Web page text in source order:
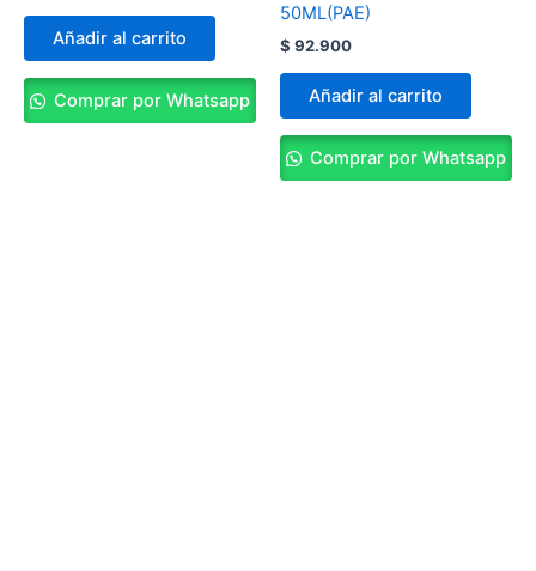
Añadir al carrito
Comprar por Whatsapp
50ML(PAE)
$ 92.900
Añadir al carrito
Comprar por Whatsapp